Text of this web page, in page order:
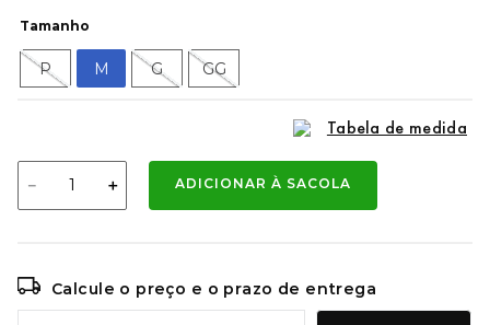
Tamanho
P M G GG
Tabela de medida
＋
－ ADICIONAR À SACOLA
Calcule o preço e o prazo de entrega
8º regata masculina
9º kenner rakka